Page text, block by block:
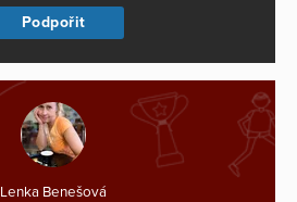
Podpořit
Lenka Benešová